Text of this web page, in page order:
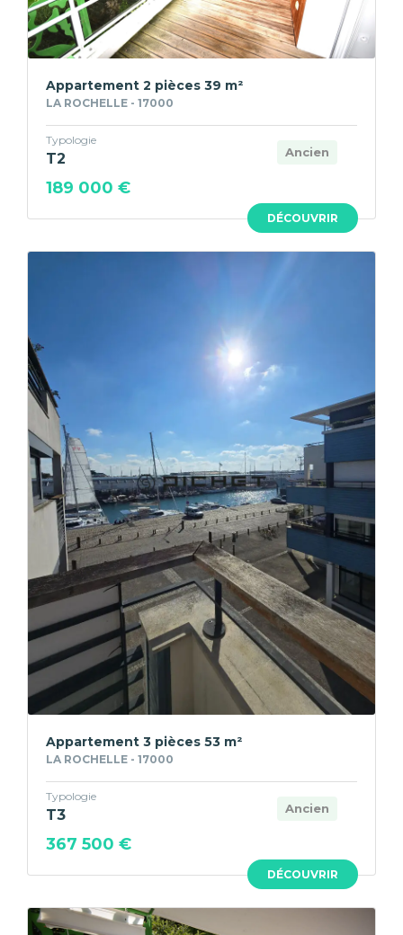
DÉCOUVRIR
Appartement 2 pièces 39 m²
LA ROCHELLE - 17000
Ancien
Typologie
T2
189 000 €
DÉCOUVRIR
Appartement 3 pièces 53 m²
LA ROCHELLE - 17000
Ancien
Typologie
T3
367 500 €